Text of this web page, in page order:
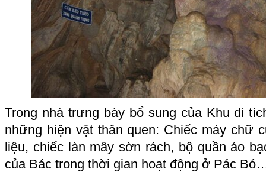
Trong nhà trưng bày bổ sung của Khu di
những hiện vật thân quen: Chiếc máy chữ
liệu, chiếc làn mây sờn rách, bộ quần áo
của Bác trong thời gian hoạt động ở Pác